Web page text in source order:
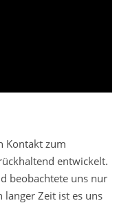
Kontakt zum
entwickelt.
beobachtete uns nur
langer Zeit ist es uns